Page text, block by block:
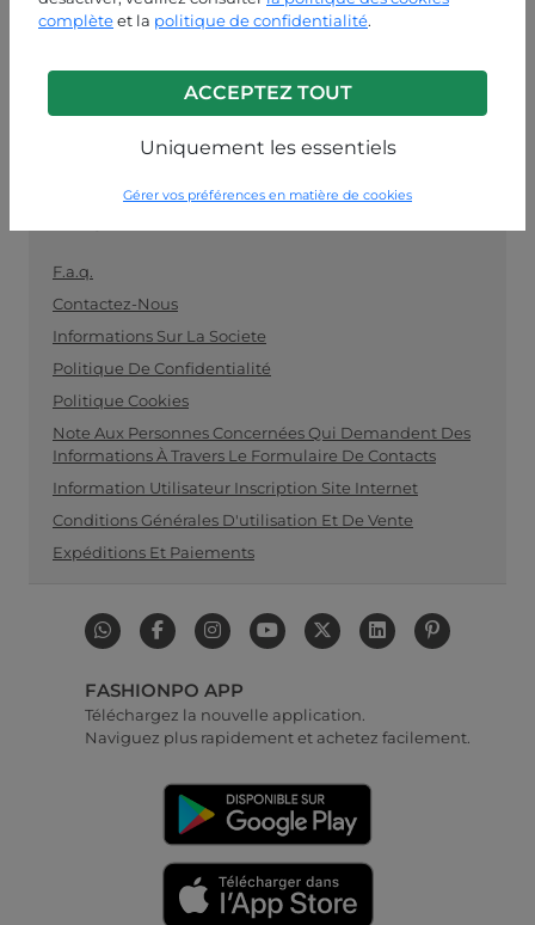
complèteet la politique de confidentialité.
ACCEPTEZ TOUT
Uniquement les essentiels
Gérer vos préférences en matière de cookies
LUN-VEN 09:00-13:00 / 14:00-18:00
info@fashionpo.fr
Contactez-nous sur WhatsApp
F.a.q.
Contactez-Nous
Informations Sur La Societe
Politique De Confidentialité
Politique Cookies
Note Aux Personnes Concernées Qui Demandent Des
Informations À Travers Le Formulaire De Contacts
Information Utilisateur Inscription Site Internet
Conditions Générales D'utilisation Et De Vente
Expéditions Et Paiements
FASHIONPO APP
Téléchargez la nouvelle application.
Naviguez plus rapidement et achetez facilement.